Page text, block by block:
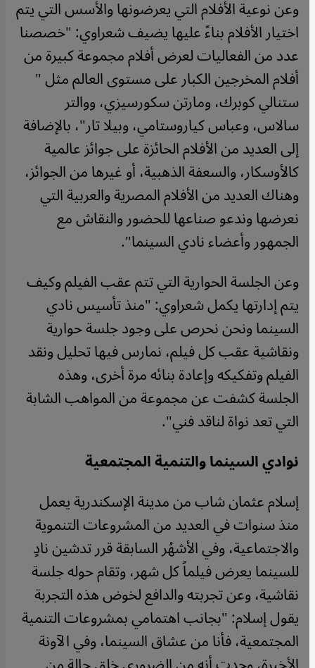
وعن نوعية الأفلام التي يعرضونها والأسس التي يتم
اختيار الأفلام بناءً عليها يضيف شعراوي: "خصصنا
عدد من الفعاليات لعرض أفلام مجموعة كبيرة من
أفلام المخرجين الكبار على مستوى العالم مثل "
ستنالي كوبرك، ومارتن سكورسيزي، ووالتر
سالاس، وعباس كياروستامي، وبيلا تار"، بالإضافة
إلى العديد من الأفلام الحائزة على جوائز عالمية
كالأوسكار، والسعفة الذهبية، أو غيرها من الجوائز،
وهناك العديد من الأفلام المصرية والعربية التي
نعرضها وندعو صناعها للحضور والنقاش مع
الجمهور وأعضاء نادي السينما".
وعن الجلسة الحوارية التي تتم عقب الفيلم وكيف
يتم إدارتها يكمل شعراوي: "منذ تأسيس نادي
السينما ونحن نحرص على وجود جلسة حوارية
ونقاشية عقب كل فيلم، نمارس فيها تحليل ونقد
الفيلم وتفكيكه وإعادة بنائه مرة أخرى، وهذه
الجلسة كشفت عن مجموعة من المواهب الشابة
التي تعد نواة لناقد فني".
نوادي السينما والتنمية المجتمعية
إسلام عثمان شاب من مدينة الإسكندرية يعمل
منذ سنوات في العديد من المشروعات التنموية
والاجتماعية، وفي الأشهُر السابقة قرر تدشين نادٍ
للسينما يعرض فيلماً كل شهر، وتقام حوله جلسة
نقاشية، وعن تجربته والدافع لخوض هذه التجربة
يقول إسلام: "بجانب اهتمامي بمشروعات التنمية
المجتمعية، فأنا من عشاق السينما، وفي الآونة